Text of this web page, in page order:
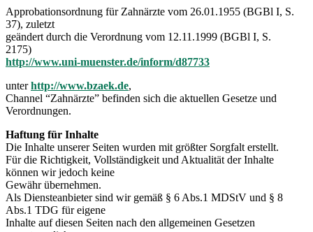
Approbationsordnung für Zahnärzte vom 26.01.1955 (BGBl I, S.
37), zuletzt
geändert durch die Verordnung vom 12.11.1999 (BGBl I, S.
2175)
http://www.uni-muenster.de/inform/d87733
unterhttp://www.bzaek.de,
Channel “Zahnärzte” befinden sich die aktuellen Gesetze und
Verordnungen.
Haftung für Inhalte
Die Inhalte unserer Seiten wurden mit größter Sorgfalt erstellt.
Für die Richtigkeit, Vollständigkeit und Aktualität der Inhalte
können wir jedoch keine
Gewähr übernehmen.
Als Diensteanbieter sind wir gemäß § 6 Abs.1 MDStV und § 8
Abs.1 TDG für eigene
Inhalte auf diesen Seiten nach den allgemeinen Gesetzen